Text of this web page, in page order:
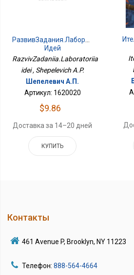
РазвивЗадания.Лаборатория
Идей
RazvivZadaniia.Laboratoriia
idei , Shepelevich A.P.
Шепелевич А.П.
Артикул: 1620020
$9.86
Доставка за 14–20 дней
КУПИТЬ
Контакты
461 Avenue P, Brooklyn, NY 11223
Телефон: 888-564-4664